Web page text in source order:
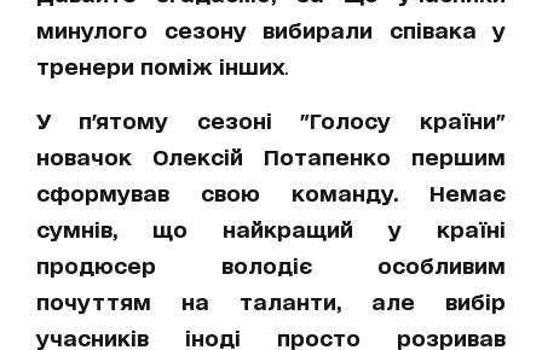
минулого сезону вибирали співака у
тренери поміж інших.
У п'ятому сезоні "Голосу країни"
новачок Олексій Потапенко першим
сформував свою команду. Немає
сумнів, що найкращий у країні
продюсер володіє особливим
почуттям на таланти, але вибір
учасників іноді просто розривав